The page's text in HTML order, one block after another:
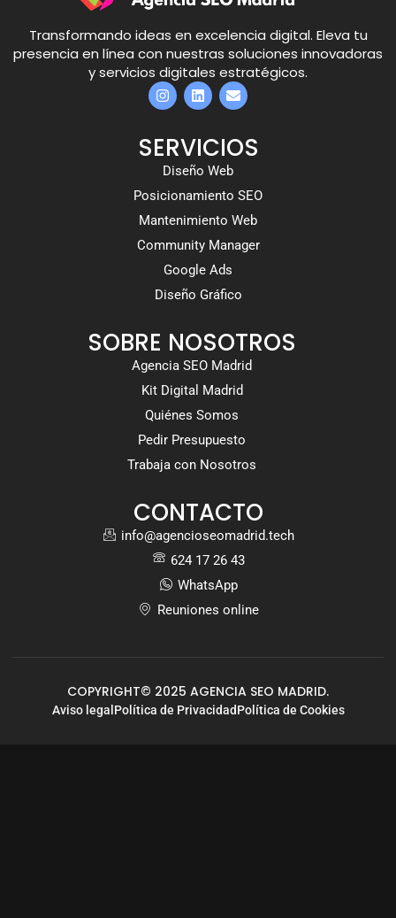
Transformando ideas en excelencia digital. Eleva tu
presencia en línea con nuestras soluciones innovadoras
y servicios digitales estratégicos.
SERVICIOS
Diseño Web
Posicionamiento SEO
Mantenimiento Web
Community Manager
Google Ads
Diseño Gráfico
SOBRE NOSOTROS
Agencia SEO Madrid
Kit Digital Madrid
Quiénes Somos
Pedir Presupuesto
Trabaja con Nosotros
CONTACTO
info@agencioseomadrid.tech
624 17 26 43
WhatsApp
Reuniones online
COPYRIGHT© 2025 AGENCIA SEO MADRID.
Aviso legalPolítica de PrivacidadPolítica de Cookies